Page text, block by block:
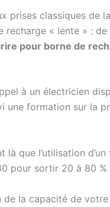
prises classiques de
« lente » :
pour borne de
à un électricien
une formation sur la
que l’utilisation
pour sortir 20 à 80
la capacité de